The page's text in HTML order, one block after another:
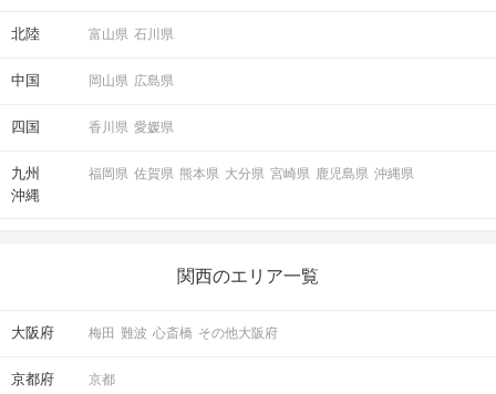
パーティー中ならどのタイミングでも送信OK！
北陸 富山県 石川県
中国 岡山県 広島県
四国 香川県 愛媛県
九州
沖縄
福岡県 佐賀県 熊本県 大分県 宮崎県 鹿児島県 沖縄県
関西のエリア一覧
大阪府 梅田 難波 心斎橋 その他大阪府
京都府 京都